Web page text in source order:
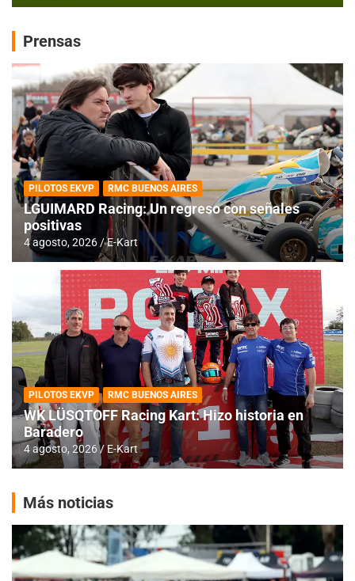
Prensas
PILOTOS EKVP RMC BUENOS AIRES
LGUIMARD Racing: Un regreso con señales
positivas
4 agosto, 2026 E-Kart
PILOTOS EKVP RMC BUENOS AIRES
WK LÜSQTOFF Racing Kart: Hizo historia en
Baradero
4 agosto, 2026 E-Kart
Más noticias